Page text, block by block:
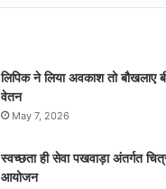
लिपिक ने लिया अवकाश तो बौखलाए
वेतन
May 7, 2026
स्वच्छता ही सेवा पखवाड़ा अंतर्गत
आयोजन